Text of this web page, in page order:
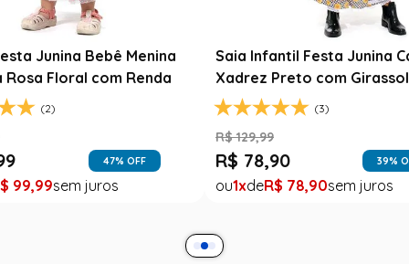
Junina Infantil Branca
com Fitas Coloridas
(0)
37% OFF
49,99
Fantasia Noiva Junina
Branca com Véu e Laços
R$ 139,99
R$ 79, 99 43%
1 R$ 79,99